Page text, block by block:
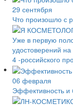
29 сентября
Что произошло с
Уже в первую
удостоверений
4 -российского
06 февраля
Эффективность и